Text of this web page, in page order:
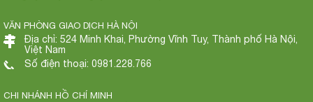
VĂN PHÒNG GIAO DỊCH HÀ NỘI
Địa chỉ: 524 Minh Khai, Phường Vĩnh Tuy, Thành phố Hà Nội,
Việt Nam
Số điện thoại: 0981.228.766
CHI NHÁNH HỒ CHÍ MINH